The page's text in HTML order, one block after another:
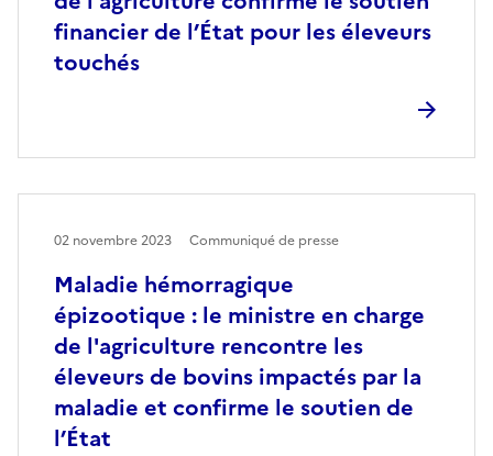
financier de l’État pour les éleveurs
touchés
Maladie hémorragique
épizootique : le ministre en charge
de l'agriculture rencontre les
éleveurs de bovins impactés par la
maladie et confirme le soutien de
l’État
02 novembre 2023 Communiqué de presse